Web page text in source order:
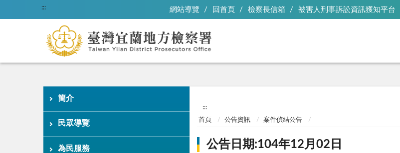
::: 網站導覽 回首頁 檢察長信箱 被害人刑事訴訟資訊獲知平台
簡介
民眾導覽
為民服務
:::
首頁 公告資訊 案件偵結公告
公告日期:104年12月02日